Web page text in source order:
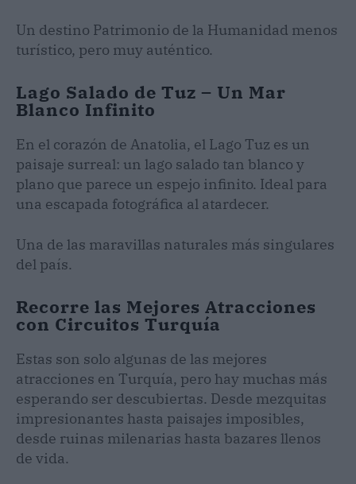
Un destino Patrimonio de la Humanidad menos
turístico, pero muy auténtico.
Lago Salado de Tuz – Un Mar
Blanco Infinito
En el corazón de Anatolia, el Lago Tuz es un
paisaje surreal: un lago salado tan blanco y
plano que parece un espejo infinito. Ideal para
una escapada fotográfica al atardecer.
Una de las maravillas naturales más singulares
del país.
Recorre las Mejores Atracciones
con Circuitos Turquía
Estas son solo algunas de las mejores
atracciones en Turquía, pero hay muchas más
esperando ser descubiertas. Desde mezquitas
impresionantes hasta paisajes imposibles,
desde ruinas milenarias hasta bazares llenos
de vida.